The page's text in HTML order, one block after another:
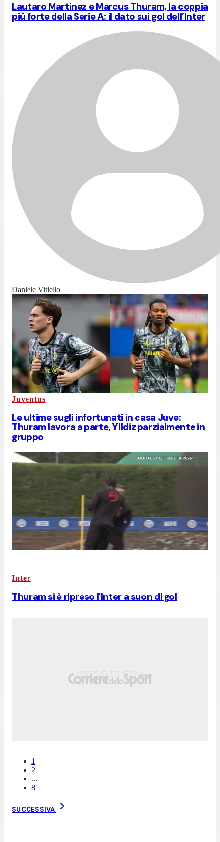
Lautaro Martinez e Marcus Thuram, la coppia
più forte della Serie A: il dato sui gol dell’Inter
Daniele Vitiello
Juventus
Le ultime sugli infortunati in casa Juve:
Thuram lavora a parte, Yildiz parzialmente in
gruppo
Inter
Thuram si è ripreso l'Inter a suon di gol
1
2
...
8
SUCCESSIVA